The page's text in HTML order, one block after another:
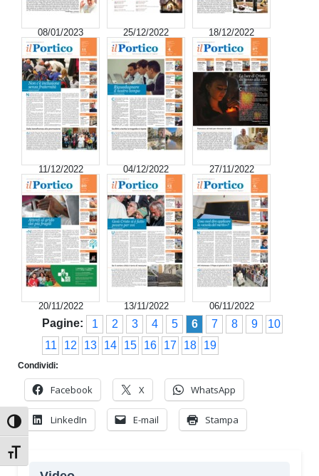
Attiva/disattiva alto contrasto
Attiva/disattiva dimensione testo
08/01/2023 25/12/2022 18/12/2022
11/12/2022 04/12/2022 27/11/2022
20/11/2022 13/11/2022 06/11/2022
Pagine: 1 2 3 4 5 6 7 8 9
10
11
12 13 14 15 16 17 18 19
Condividi:
Facebook X WhatsApp
LinkedIn E-mail Stampa